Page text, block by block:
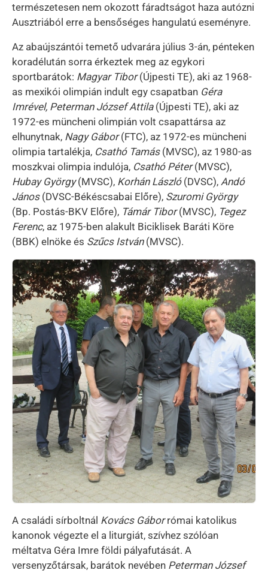
természetesen nem okozott fáradtságot haza autózni
Ausztriából erre a bensőséges hangulatú eseményre.
Az abaújszántói temető udvarára július 3-án, pénteken
koradélután sorra érkeztek meg az egykori
sportbarátok: Magyar Tibor(Újpesti TE), aki az 1968-
as mexikói olimpián indult egy csapatban Géra
Imrével, Peterman József Attila(Újpesti TE), aki az
1972-es müncheni olimpián volt csapattársa az
elhunytnak, Nagy Gábor(FTC), az 1972-es müncheni
olimpia tartalékja, Csathó Tamás(MVSC), az 1980-as
moszkvai olimpia indulója, Csathó Péter(MVSC),
Hubay György(MVSC), Korhán László(DVSC), Andó
János(DVSC-Békéscsabai Előre), Szuromi György
(Bp. Postás-BKV Előre), Támár Tibor(MVSC), Tegez
Ferenc, az 1975-ben alakult Biciklisek Baráti Köre
(BBK) elnöke és Szűcs István(MVSC).
Kép
A családi sírboltnál Kovács Gáborrómai katolikus
kanonok végezte el a liturgiát, szívhez szólóan
méltatva Géra Imre földi pályafutását. A
versenyzőtársak, barátok nevében Peterman József